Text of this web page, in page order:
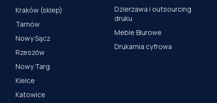
Kraków (sklep)
Tarnów
Nowy Sącz
Rzeszów
Nowy Targ
Kielce
Katowice
Dzierżawa i outsourcing
druku
Meble Biurowe
Drukarnia cyfrowa